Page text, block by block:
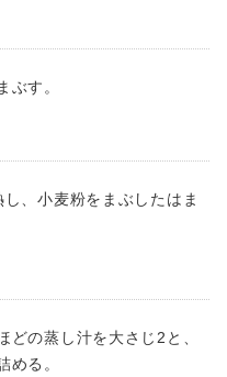
ぶす。
、小麦粉をまぶしたはま
どの蒸し汁を大さじ2と、
める。